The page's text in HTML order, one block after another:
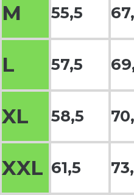
M 55,5
L 57,5
XL 58,5
XXL 61,5